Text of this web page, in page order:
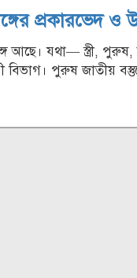
প্রকারভেদ ও
আছে। যথা— স্ত্রী,
পুরুষ জাতীয়